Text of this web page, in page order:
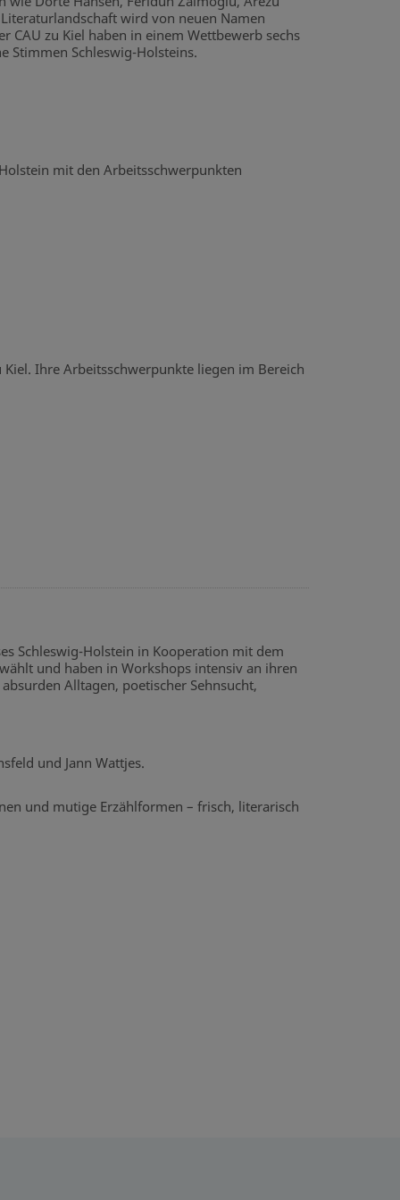
wird von neuen Namen
CAU zu Kiel haben in einem Wettbewerb sechs
Stimmen Schleswig-Holsteins.
mit den Arbeitsschwerpunkten
Ihre Arbeitsschwerpunkte liegen im Bereich
Schleswig-Holstein in Kooperation mit dem
und haben in Workshops intensiv an ihren
Alltagen, poetischer Sehnsucht,
und Jann Wattjes.
und mutige Erzählformen – frisch, literarisch